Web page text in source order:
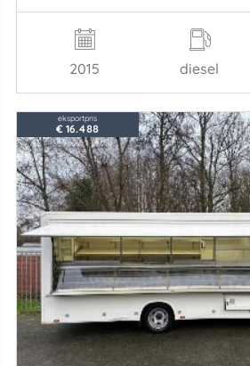
2015 diesel
eksportpris
€ 16.488